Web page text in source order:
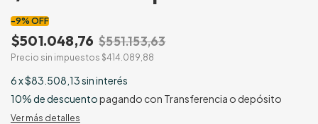
-9% OFF
$501.048,76 $551.153,63
Precio sin impuestos $414.089,88
6x$83.508,13sin interés
10% de descuentopagando con Transferencia o depósito
Ver más detalles